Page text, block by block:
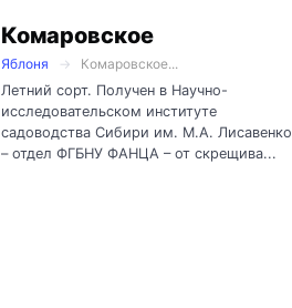
Комаровское
Яблоня
Комаровское...
Летний сорт. Получен в Научно-
исследовательском институте
садоводства Сибири им. М.А. Лисавенко
– отдел ФГБНУ ФАНЦА – от скрещива...